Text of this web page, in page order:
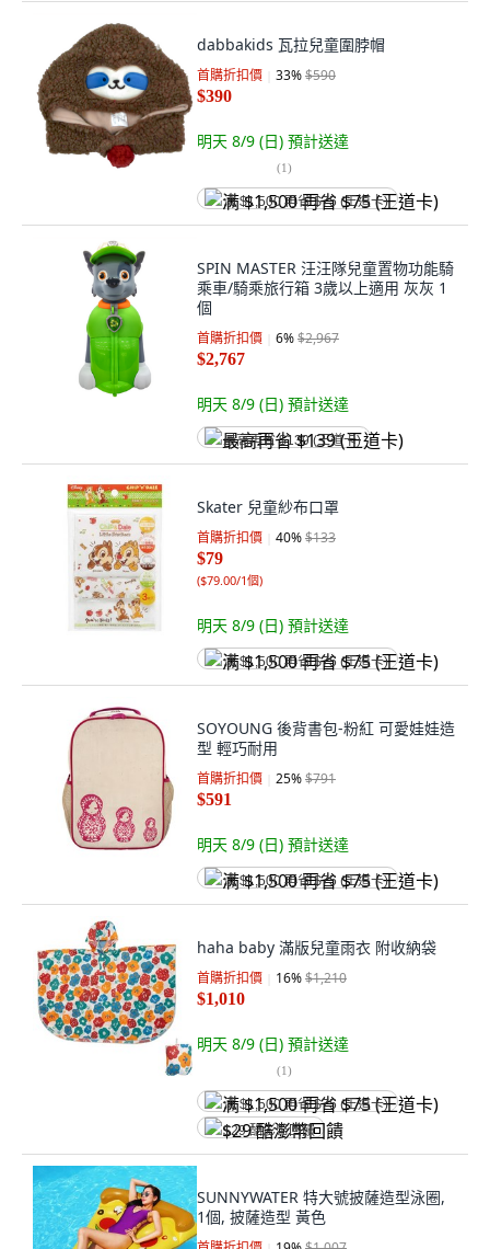
dabbakids 瓦拉兒童圍脖帽
首購折扣價 33%$590
$390
明天 8/9 (日) 預計送達
(1)
满 $1,500 再省 $75 (王道卡)
SPIN MASTER 汪汪隊兒童置物功能騎
乘車/騎乘旅行箱 3歲以上適用 灰灰 1
個
首購折扣價 6%$2,967
$2,767
明天 8/9 (日) 預計送達
最高再省 $139 (王道卡)
Skater 兒童紗布口罩
首購折扣價 40%$133
$79
($79.00/1個)
明天 8/9 (日) 預計送達
满 $1,500 再省 $75 (王道卡)
SOYOUNG 後背書包-粉紅 可愛娃娃造
型 輕巧耐用
首購折扣價 25%$791
$591
明天 8/9 (日) 預計送達
满 $1,500 再省 $75 (王道卡)
haha baby 滿版兒童雨衣 附收納袋
首購折扣價 16%$1,210
$1,010
明天 8/9 (日) 預計送達
(1)
满 $1,500 再省 $75 (王道卡)
$29 酷澎幣回饋
SUNNYWATER 特大號披薩造型泳圈,
1個, 披薩造型 黃色